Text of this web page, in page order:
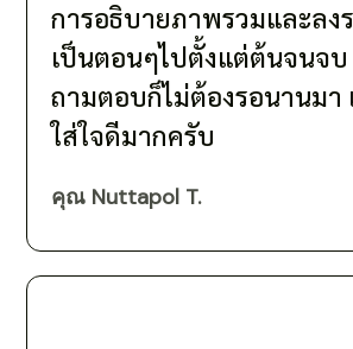
การอธิบายภาพรวมและลง
เป็นตอนๆไปตั้งแต่ต้นจนจบ
ถามตอบก็ไม่ต้องรอนานมา
ใส่ใจดีมากครับ
คุณ Nuttapol T.